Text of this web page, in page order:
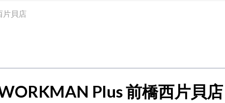
片貝店
Plus 前橋西片貝店